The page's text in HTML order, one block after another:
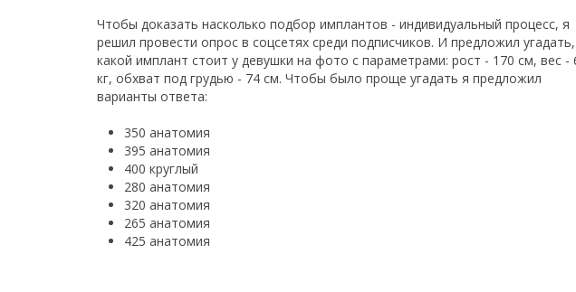
Чтобы доказать насколько подбор имплантов - индивидуальный процесс, я
решил провести опрос в соцсетях среди подписчиков. И предложил угадать,
какой имплант стоит у девушки на фото с параметрами: рост - 170 см, вес -
кг, обхват под грудью - 74 см. Чтобы было проще угадать я предложил
варианты ответа:
350 анатомия
395 анатомия
400 круглый
280 анатомия
320 анатомия
265 анатомия
425 анатомия